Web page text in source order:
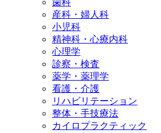
産科・婦人科
小児科
精神科・心療内科
心理学
診察・検査
薬学・薬理学
看護・介護
リハビリテーション
整体・手技療法
カイロプラクティック